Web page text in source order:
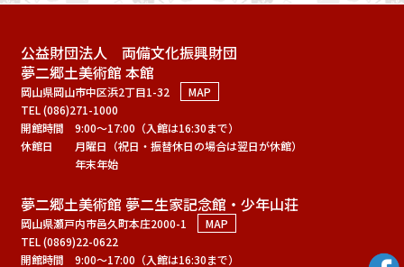
公益財団法人 両備文化振興財団
夢二郷土美術館 本館
岡山県岡山市中区浜2丁目1-32
MAP
TEL (086)271-1000
開館時間
9:00～17:00（入館は16:30まで）
休館日
月曜日（祝日・振替休日の場合は翌日が休館）
年末年始
夢二郷土美術館 夢二生家記念館・少年山荘
岡山県瀬戸内市邑久町本庄2000-1
MAP
TEL (0869)22-0622
開館時間
9:00～17:00（入館は16:30まで）